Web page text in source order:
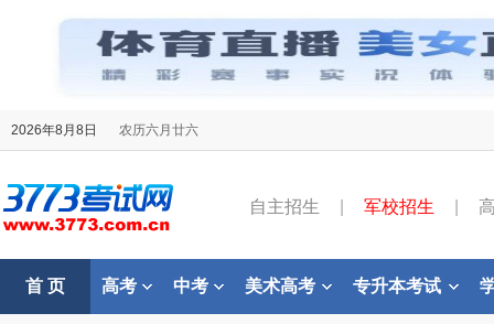
2026年8月8日 农历六月廿六
自主招生 军校招生
首 页 高考 中考 美术高考 专升本考试